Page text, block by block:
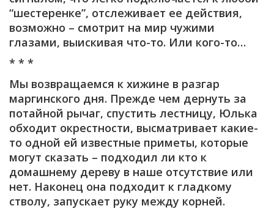
“шестеренке”, отслеживает ее действия,
возможно – смотрит на мир чужими
глазами, выискивая что-то. Или кого-то…
* * *
Мы возвращаемся к хижине в разгар
маргинского дня. Прежде чем дернуть за
потайной рычаг, спустить лестницу, Юлька
обходит окрестности, высматривает какие-
то одной ей известные приметы, которые
могут сказать – подходил ли кто к
домашнему дереву в наше отсутствие или
нет. Наконец она подходит к гладкому
стволу, запускает руку между корней.